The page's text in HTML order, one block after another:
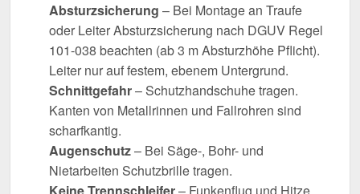
Absturzsicherung – Bei Montage an Traufe
oder Leiter Absturzsicherung nach DGUV Regel
101-038 beachten (ab 3 m Absturzhöhe Pflicht).
Leiter nur auf festem, ebenem Untergrund.
Schnittgefahr– Schutzhandschuhe tragen.
Kanten von Metallrinnen und Fallrohren sind
scharfkantig.
Augenschutz– Bei Säge-, Bohr- und
Nietarbeiten Schutzbrille tragen.